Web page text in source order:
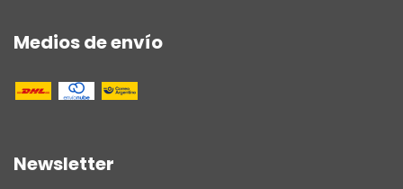
Medios de envío
Newsletter